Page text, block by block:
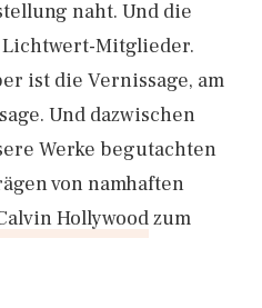
naht. Und die
Mitglieder.
ist die Vernissage, am
Und dazwischen
Werke begutachten
von namhaften
Hollywoodzum